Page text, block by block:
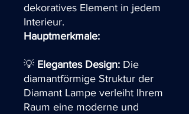
dekoratives Element in jedem
Interieur.
Hauptmerkmale:
💡 Elegantes Design: Die
diamantförmige Struktur der
Diamant Lampe verleiht Ihrem
Raum eine moderne und